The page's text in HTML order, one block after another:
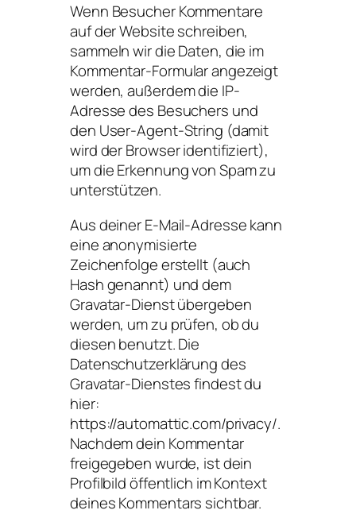
Wenn Besucher Kommentare
auf der Website schreiben,
sammeln wir die Daten, die im
Kommentar-Formular angezeigt
werden, außerdem die IP-
Adresse des Besuchers und
den User-Agent-String (damit
wird der Browser identifiziert),
um die Erkennung von Spam zu
unterstützen.
Aus deiner E-Mail-Adresse kann
eine anonymisierte
Zeichenfolge erstellt (auch
Hash genannt) und dem
Gravatar-Dienst übergeben
werden, um zu prüfen, ob du
diesen benutzt. Die
Datenschutzerklärung des
Gravatar-Dienstes findest du
hier:
https://automattic.com/privacy/.
Nachdem dein Kommentar
freigegeben wurde, ist dein
Profilbild öffentlich im Kontext
deines Kommentars sichtbar.